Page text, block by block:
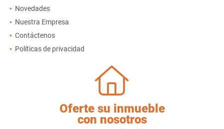
Novedades
Nuestra Empresa
Contáctenos
Políticas de privacidad
Oferte su inmueble
con nosotros